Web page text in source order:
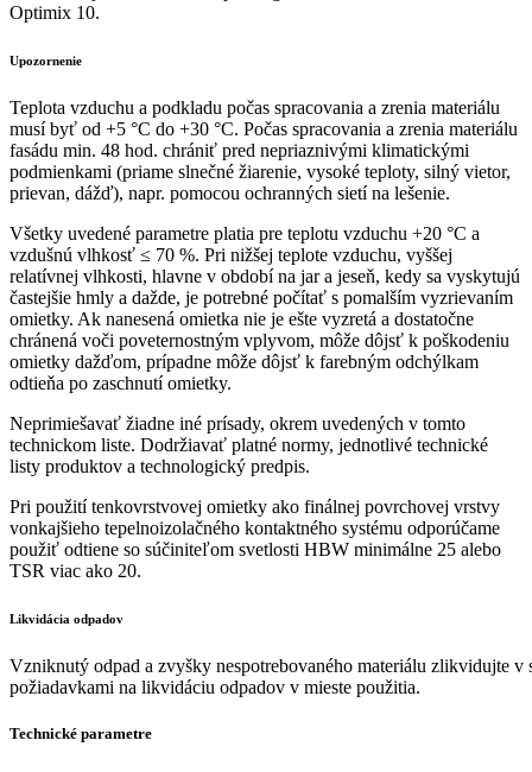
Optimix 10.
Upozornenie
Teplota vzduchu a podkladu počas spracovania a zrenia materiálu
musí byť od +5 °C do +30 °C. Počas spracovania a zrenia materiálu
fasádu min. 48 hod. chrániť pred nepriaznivými klimatickými
podmienkami (priame slnečné žiarenie, vysoké teploty, silný vietor,
prievan, dážď), napr. pomocou ochranných sietí na lešenie.
Všetky uvedené parametre platia pre teplotu vzduchu +20 °C a
vzdušnú vlhkosť ≤ 70 %. Pri nižšej teplote vzduchu, vyššej
relatívnej vlhkosti, hlavne v období na jar a jeseň, kedy sa vyskytujú
častejšie hmly a dažde, je potrebné počítať s pomalším vyzrievaním
omietky. Ak nanesená omietka nie je ešte vyzretá a dostatočne
chránená voči poveternostným vplyvom, môže dôjsť k poškodeniu
omietky dažďom, prípadne môže dôjsť k farebným odchýlkam
odtieňa po zaschnutí omietky.
Neprimiešavať žiadne iné prísady, okrem uvedených v tomto
technickom liste. Dodržiavať platné normy, jednotlivé technické
listy produktov a technologický predpis.
Pri použití tenkovrstvovej omietky ako finálnej povrchovej vrstvy
vonkajšieho tepelnoizolačného kontaktného systému odporúčame
použiť odtiene so súčiniteľom svetlosti HBW minimálne 25 alebo
TSR viac ako 20.
Likvidácia odpadov
Vzniknutý odpad a zvyšky nespotrebovaného materiálu zlikvidujte v
požiadavkami na likvidáciu odpadov v mieste použitia.
Technické parametre